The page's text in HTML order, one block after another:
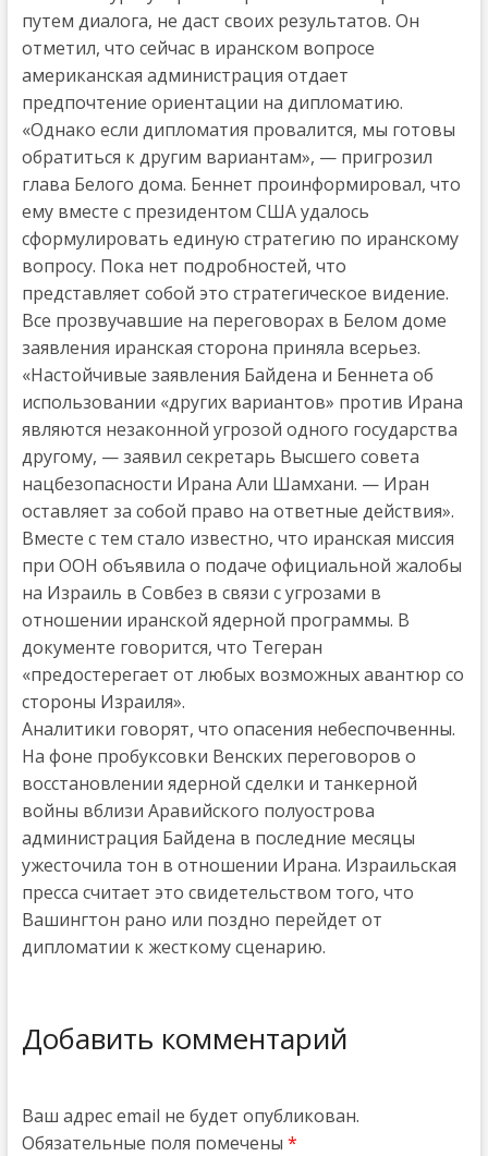
путем диалога, не даст своих результатов. Он
отметил, что сейчас в иранском вопросе
американская администрация отдает
предпочтение ориентации на дипломатию.
«Однако если дипломатия провалится, мы готовы
обратиться к другим вариантам», — пригрозил
глава Белого дома. Беннет проинформировал, что
ему вместе с президентом США удалось
сформулировать единую стратегию по иранскому
вопросу. Пока нет подробностей, что
представляет собой это стратегическое видение.
Все прозвучавшие на переговорах в Белом доме
заявления иранская сторона приняла всерьез.
«Настойчивые заявления Байдена и Беннета об
использовании «других вариантов» против Ирана
являются незаконной угрозой одного государства
другому, — заявил секретарь Высшего совета
нацбезопасности Ирана Али Шамхани. — Иран
оставляет за собой право на ответные действия».
Вместе с тем стало известно, что иранская миссия
при ООН объявила о подаче официальной жалобы
на Израиль в Совбез в связи с угрозами в
отношении иранской ядерной программы. В
документе говорится, что Тегеран
«предостерегает от любых возможных авантюр со
стороны Израиля».
Аналитики говорят, что опасения небеспочвенны.
На фоне пробуксовки Венских переговоров о
восстановлении ядерной сделки и танкерной
войны вблизи Аравийского полуострова
администрация Байдена в последние месяцы
ужесточила тон в отношении Ирана. Израильская
пресса считает это свидетельством того, что
Вашингтон рано или поздно перейдет от
дипломатии к жесткому сценарию.
Добавить комментарий
Ваш адрес email не будет опубликован.
Обязательные поля помечены *